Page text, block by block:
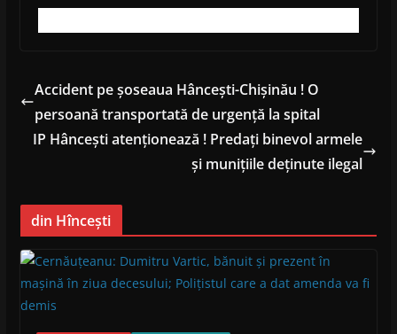
Accident pe șoseaua Hâncești-Chișinău ! O
persoană transportată de urgență la spital
IP Hâncești atenționează ! Predați binevol armele
și munițiile deținute ilegal
din Hîncești